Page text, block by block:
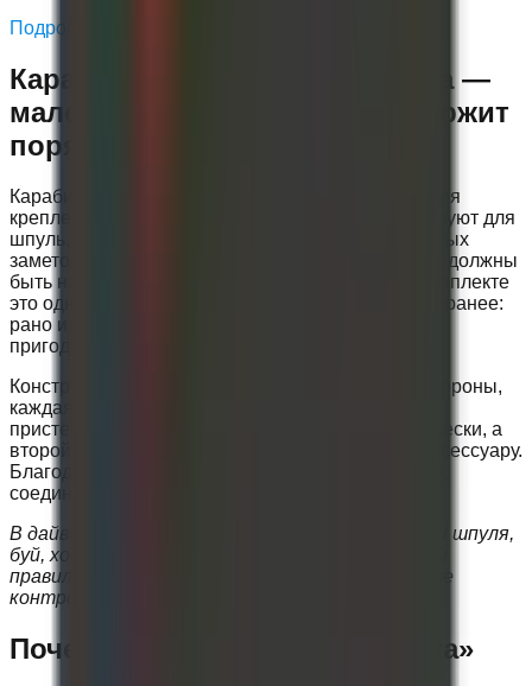
Подробнее:
Карабин-бабочка для дайвинга —
маленькая деталь, которая держит
порядок
Карабин-бабочка — это двусторонний карабин для
крепления дайверского снаряжения. Его используют для
шпуль, катушек, ходовиков, буев, подвесов, мокрых
заметок и других небольших предметов, которые должны
быть надежно зафиксированы. В дайверском комплекте
это одна из тех мелочей, которые лучше иметь заранее:
рано или поздно такая «бабочка» обязательно
пригодится.
Конструкция простая: у карабина две рабочие стороны,
каждая со своей защелкой. Один конец можно
пристегнуть к D-кольцу, поясу или элементу подвески, а
второй — к шпуле, бую, ходовику или другому аксессуару.
Благодаря этому карабин легко использовать как
соединительный элемент между двумя точками.
В дайвинге порядок начинается с мелочей. Если шпуля,
буй, ходовик и запасные аксессуары закреплены
правильно, дайвер меньше отвлекается и лучше
контролирует снаряжение.
Почему его называют «бабочка»